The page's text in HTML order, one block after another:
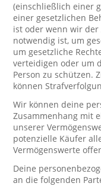
(einschließlich einer
einer gesetzlichen
ist oder wenn wir
notwendig ist, um
um gesetzliche
verteidigen oder um
Person zu schützen.
können
Wir können deine
Zusammenhang mit
unserer
potenzielle Käufer
Vermögenswerte
Deine
an die folgenden